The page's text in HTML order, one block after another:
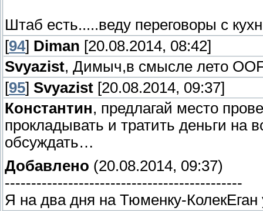
Штаб есть.....веду переговоры с
[94] Diman [20.08.2014, 08:42]
Svyazist, Димыч,в смысле лето
[95] Svyazist [20.08.2014, 09:37]
Константин, предлагай место
прокладывать и тратить деньги на
обсуждать…
Добавлено (20.08.2014, 09:37)
---------------------------------------------
Я на два дня на Тюменку-